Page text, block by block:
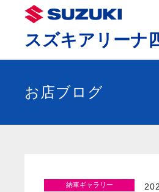
スズキアリーナ
お店ブログ
納車ギャラリー